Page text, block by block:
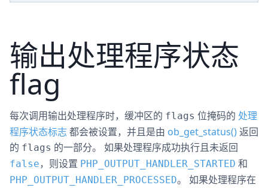
输出处理程序状态
flag
每次调用输出处理程序时，缓冲区的 flags 位掩码的 处理
程序状态标志都会被设置，并且是由 ob_get_status()返回
的 flags 的一部分。 如果处理程序成功执行且未返回
false，则设置 PHP_OUTPUT_HANDLER_STARTED 和
PHP_OUTPUT_HANDLER_PROCESSED。 如果处理程序在